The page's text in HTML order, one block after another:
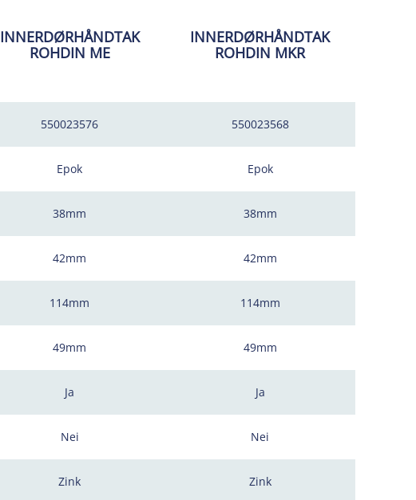
INNERDØRHÅNDTAK
ROHDIN ME
550023576
Epok
38mm
42mm
114mm
49mm
Ja
Nei
Zink
INNERDØRHÅNDTAK
ROHDIN MKR
550023568
Epok
38mm
42mm
114mm
49mm
Ja
Nei
Zink